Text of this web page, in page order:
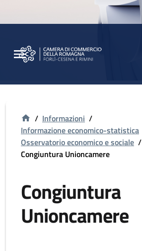
/ Informazioni /
Informazione economico-statistica
Osservatorio economico e sociale /
Congiuntura Unioncamere
Congiuntura
Unioncamere